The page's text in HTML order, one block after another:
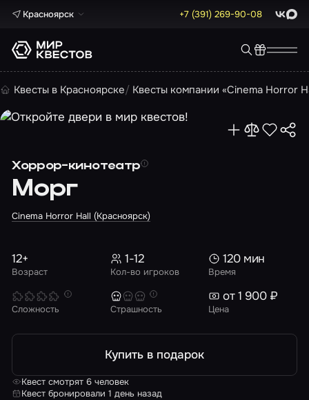
Красноярск +7 (391) 269-90-08 Max
Квесты в Красноярске Квесты компании «Cinema Horror
Хоррор-кинотеатр
Морг
Cinema Horror Hall (Красноярск)
Возраст
12+
Кол-во игроков
1-12
Время
120 мин
Сложность Страшность Цена
от 1 900 ₽
Купить в подарок
Квест смотрят 6 человек
Квест бронировали 1 день назад